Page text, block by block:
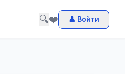
🔍❤️ 👤 Войти